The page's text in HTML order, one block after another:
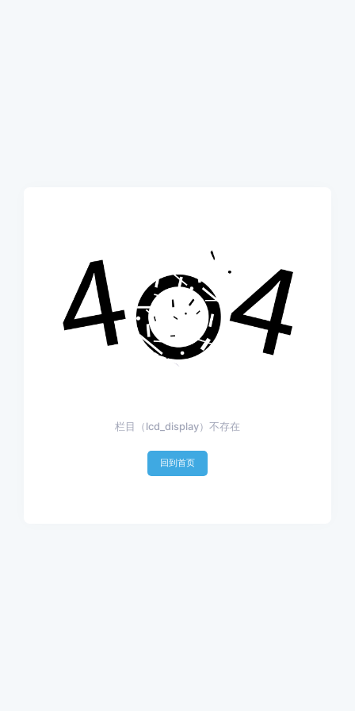
栏目（lcd_display）不存在
回到首页